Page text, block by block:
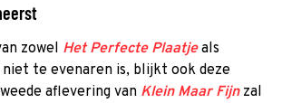
zowel Het Perfecte Plaatjeals
niet te evenaren is, blijkt ook deze
aflevering van Klein Maar Fijnzal